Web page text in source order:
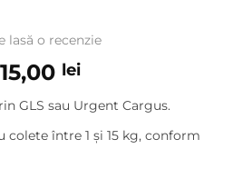
lasă o recenzie
lei.
leiPrețul
este:
1.815,00 lei.
GLS sau Urgent Cargus.
colete între 1 și 15 kg, conform